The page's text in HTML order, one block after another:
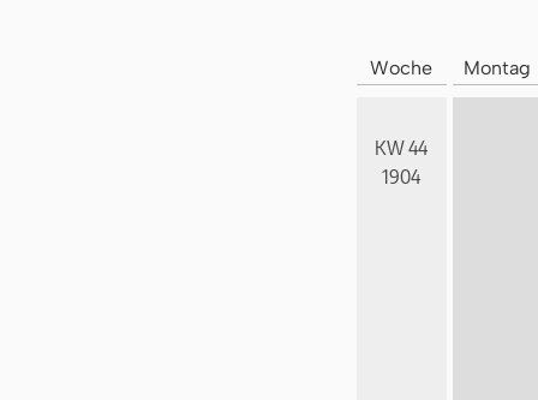
Woche Montag
KW 44
1904